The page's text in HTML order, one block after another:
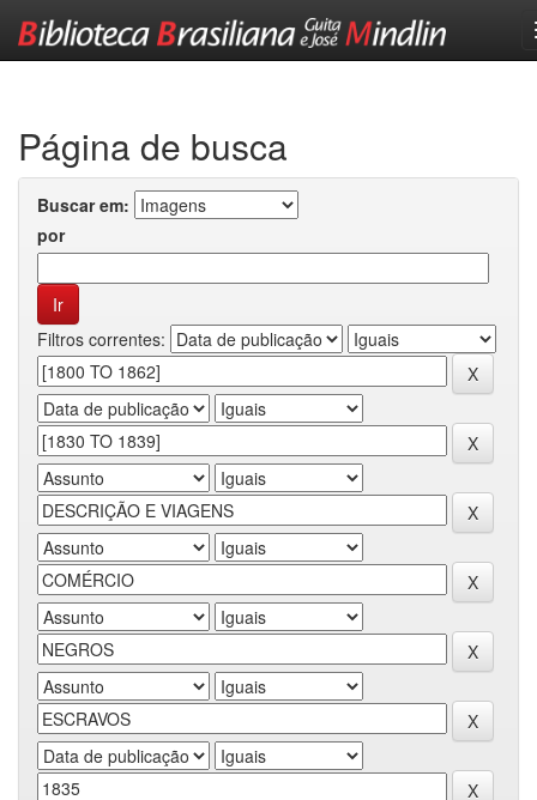
Página de busca
Buscar em:
por
Filtros correntes: